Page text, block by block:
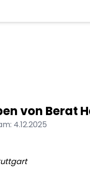
von Berat
4.12.2025